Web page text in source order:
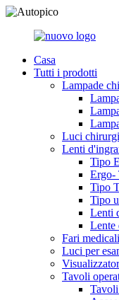
Casa
Tutti i prodotti
Lampade
Luci
Lenti
Tipo
Ergo-
Tipo
Tipo
Lenti
Lente
Fari medicali
Luci per
Tavoli